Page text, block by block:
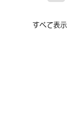
すべて表示